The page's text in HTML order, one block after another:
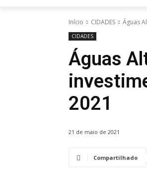
Início CIDADES Águas
CIDADES
Águas
2021
21 de maio de 2021
Compartilhado